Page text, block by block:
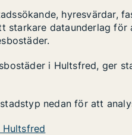
hyresvärdar,
starkare dataunderlag
i Hultsfred, ger
nedan för att
Hultsfred